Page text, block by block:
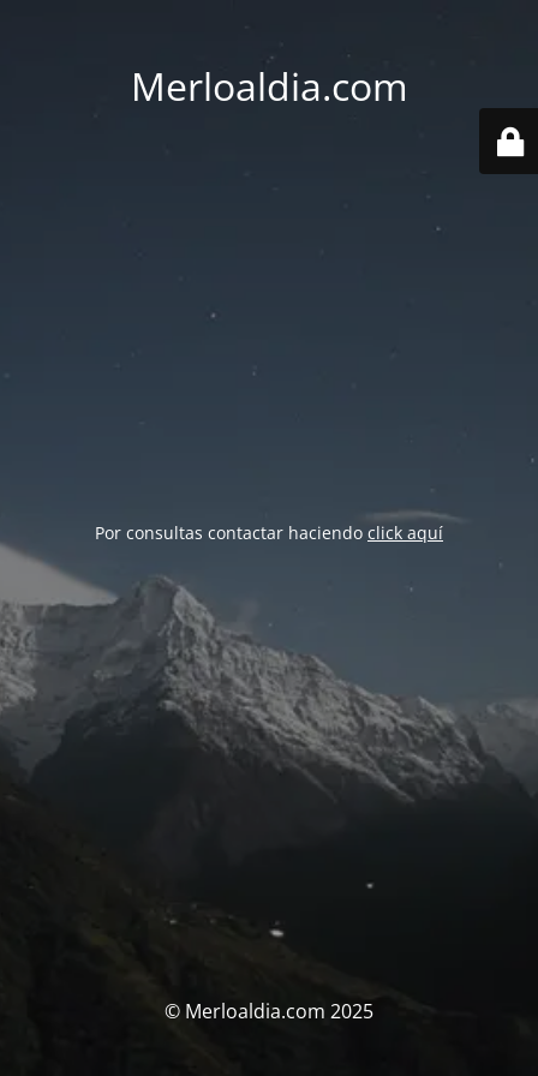
Merloaldia.com
Por consultas contactar haciendo click aquí
© Merloaldia.com 2025